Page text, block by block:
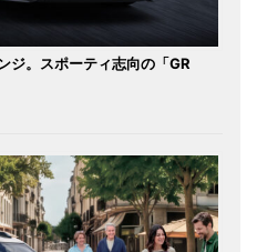
ジ。スポーティ志向の「GR